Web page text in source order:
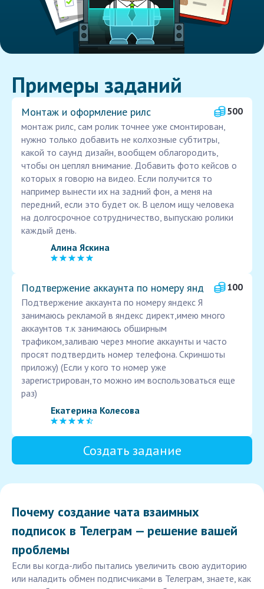
Примеры заданий
Монтаж и оформление рилс
500
монтаж рилс, сам ролик точнее уже смонтирован,
нужно только добавить не колхозные субтитры,
какой то саунд дизайн, вообщем облагородить,
чтобы он цеплял внимание. Добавить фото кейсов о
которых я говорю на видео. Если получится то
например вынести их на задний фон, а меня на
передний, если это будет ок. В целом ищу человека
на долгосрочное сотрудничество, выпускаю ролики
каждый день.
Алина Яскина
Подтвержение аккаунта по номеру янд
100
Подтвержение аккаунта по номеру яндекс Я
занимаюсь рекламой в яндекс директ,имею много
аккаунтов т.к занимаюсь обширным
трафиком,заливаю через многие аккаунты и часто
просят подтвердить номер телефона. Скриншоты
приложу) (Если у кого то номер уже
зарегистрирован,то можно им воспользоваться еще
раз)
Екатерина Колесова
Создать задание
Почему создание чата взаимных
подписок в Телеграм — решение вашей
проблемы
Если вы когда-либо пытались увеличить свою аудиторию
или наладить обмен подписчиками в Телеграм, знаете, как